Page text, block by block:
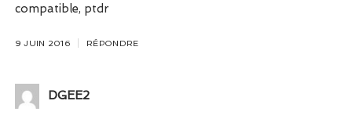
compatible, ptdr
9 JUIN 2016 RÉPONDRE
DGEE2